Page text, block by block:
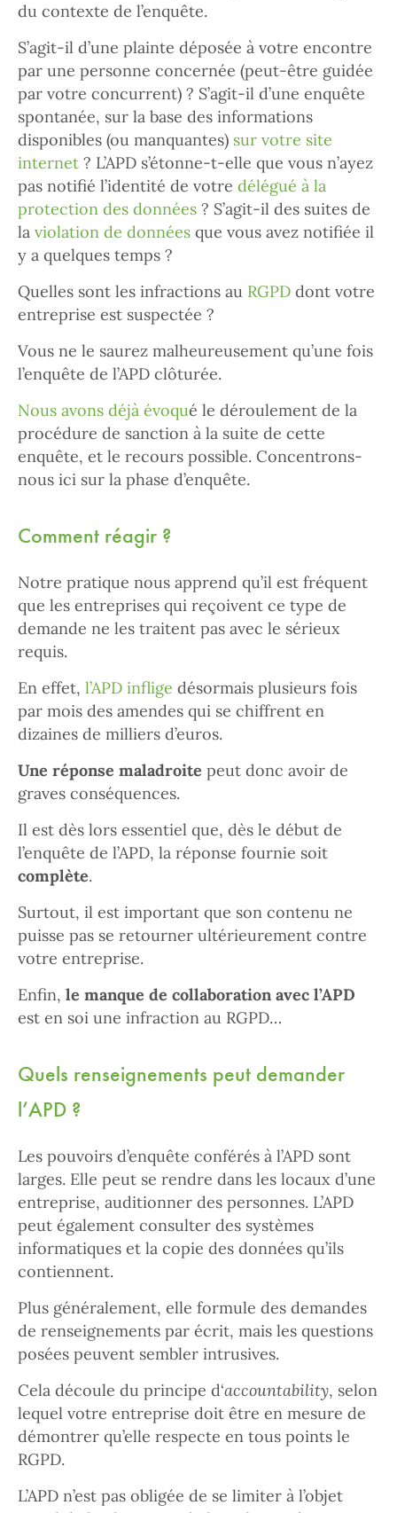
du contexte de l’enquête.
S’agit-il d’une plainte déposée à votre encontre
par une personne concernée (peut-être guidée
par votre concurrent) ? S’agit-il d’une enquête
spontanée, sur la base des informations
disponibles (ou manquantes) sur votre site
internet ? L’APD s’étonne-t-elle que vous n’ayez
pas notifié l’identité de votre délégué à la
protection des données ? S’agit-il des suites de
la violation de données que vous avez notifiée il
y a quelques temps ?
Quelles sont les infractions au RGPD dont votre
entreprise est suspectée ?
Vous ne le saurez malheureusement qu’une fois
l’enquête de l’APD clôturée.
Nous avons déjà évoqué le déroulement de la
procédure de sanction à la suite de cette
enquête, et le recours possible. Concentrons-
nous ici sur la phase d’enquête.
Comment réagir ?
Notre pratique nous apprend qu’il est fréquent
que les entreprises qui reçoivent ce type de
demande ne les traitent pas avec le sérieux
requis.
En effet, l’APD inflige désormais plusieurs fois
par mois des amendes qui se chiffrent en
dizaines de milliers d’euros.
Une réponse maladroite peut donc avoir de
graves conséquences.
Il est dès lors essentiel que, dès le début de
l’enquête de l’APD, la réponse fournie soit
complète.
Surtout, il est important que son contenu ne
puisse pas se retourner ultérieurement contre
votre entreprise.
Enfin, le manque de collaboration avec l’APD
est en soi une infraction au RGPD…
Quels renseignements peut demander
l’APD ?
Les pouvoirs d’enquête conférés à l’APD sont
larges. Elle peut se rendre dans les locaux d’une
entreprise, auditionner des personnes. L’APD
peut également consulter des systèmes
informatiques et la copie des données qu’ils
contiennent.
Plus généralement, elle formule des demandes
de renseignements par écrit, mais les questions
posées peuvent sembler intrusives.
Cela découle du principe d‘accountability, selon
lequel votre entreprise doit être en mesure de
démontrer qu’elle respecte en tous points le
RGPD.
L’APD n’est pas obligée de se limiter à l’objet